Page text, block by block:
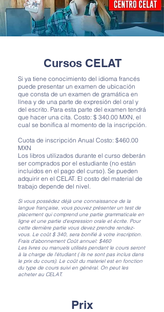
Cursos CELAT
Si ya tiene conocimiento del idioma francés
puede presentar un examen de ubicación
que consta de un examen de gramática en
línea y de una parte de expresión del oral y
del escrito. Para esta parte del examen tendrá
que hacer una cita. Costo: $ 340.00 MXN, el
cual se bonifica al momento de la inscripción.
Cuota de inscripción Anual Costo: $460.00
MXN
Los libros utilizados durante el curso deberán
ser comprados por el estudiante (no están
incluidos en el pago del curso). Se pueden
adquirir en el CELAT. El costo del material de
trabajo depende del nivel.
Si vous possédez déjà une connaissance de la
langue française, vous pouvez présenter un test de
placement qui comprend une partie grammaticale en
ligne et une partie d'expression orale et écrite. Pour
cette dernière partie vous devez prendre rendez-
vous. Le coût $ 340, sera bonifié à votre inscription.
Frais d'abonnement Coût annuel: $460
Les livres ou manuels utilisés pendant le cours seront
à la charge de l'étudiant ( ils ne sont pas inclus dans
le prix du cours). Le coût du materiel est en fonction
du type de cours suivi en général. On peut les
acheter au CELAT.
Prix